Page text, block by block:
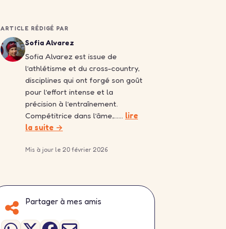
ARTICLE RÉDIGÉ PAR
Sofia Alvarez
Sofia Alvarez est issue de
l’athlétisme et du cross-country,
disciplines qui ont forgé son goût
pour l’effort intense et la
précision à l’entraînement.
Compétitrice dans l’âme,…… lire
la suite →
Mis à jour le 20 février 2026
Partager à mes amis